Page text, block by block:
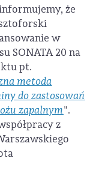
że
w
SONATA 20 na
pt.
metoda
do zastosowań
zapalnym".
z